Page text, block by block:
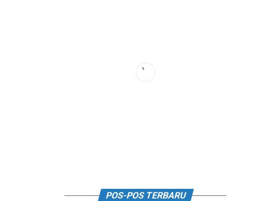
POS-POS TERBARU